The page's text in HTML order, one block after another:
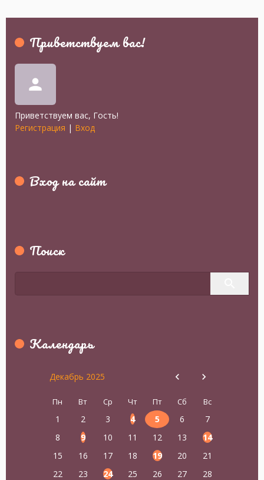
Приветствуем вас!
person
Приветствуем вас, Гость!
Регистрация | Вход
Вход на сайт
Поиск
Календарь
Декабрь 2025
Пн Вт Ср Чт Пт Сб Вс
1 2 3 4 5 6
7
8
9 10 11 12 13
14
15
16 17 18 19 20
21
22
23 24 25 26 27
28